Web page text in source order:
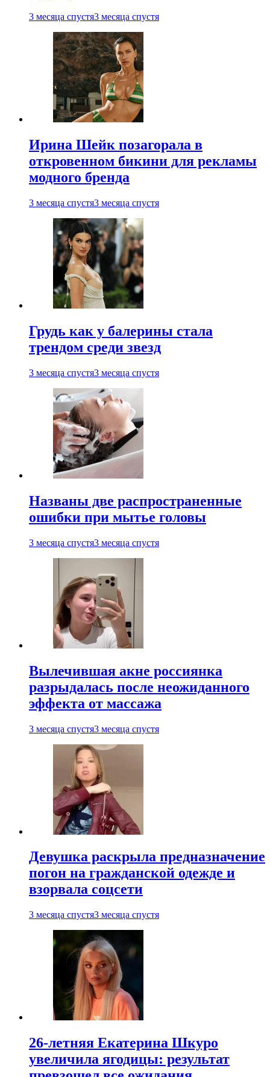
3 месяца спустя3 месяца спустя
Ирина Шейк позагорала в
откровенном бикини для рекламы
модного бренда
3 месяца спустя3 месяца спустя
Грудь как у балерины стала
трендом среди звезд
3 месяца спустя3 месяца спустя
Названы две распространенные
ошибки при мытье головы
3 месяца спустя3 месяца спустя
Вылечившая акне россиянка
разрыдалась после неожиданного
эффекта от массажа
3 месяца спустя3 месяца спустя
Девушка раскрыла предназначение
погон на гражданской одежде и
взорвала соцсети
3 месяца спустя3 месяца спустя
26-летняя Екатерина Шкуро
увеличила ягодицы: результат